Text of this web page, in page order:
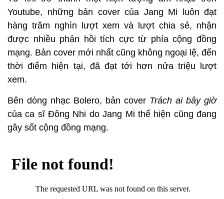
Youtube, những bản cover của Jang Mi luôn đạt
hàng trăm nghìn lượt xem và lượt chia sẻ, nhận
được nhiều phản hồi tích cực từ phía cộng đồng
mạng. Bản cover mới nhất cũng không ngoại lệ, đến
thời điểm hiện tại, đã đạt tới hơn nửa triệu lượt
xem.
Bên dòng nhạc Bolero, bản cover Trách ai bây giờ
của ca sĩ Đông Nhi do Jang Mi thể hiện cũng đang
gây sốt cộng đồng mạng.